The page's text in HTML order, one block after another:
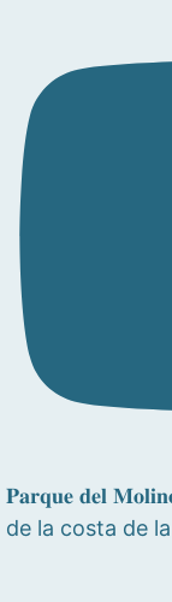
𝐏𝐚𝐫𝐪𝐮𝐞 𝐝𝐞𝐥
de la costa de